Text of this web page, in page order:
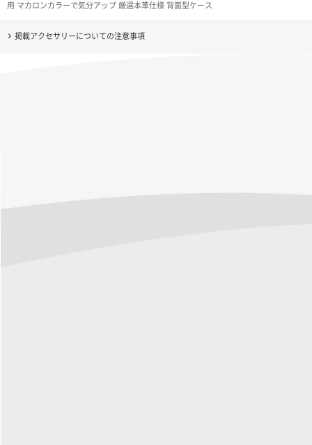
用 マカロンカラーで気分アップ 厳選本革仕様 背面型ケース
掲載アクセサリーについての注意事項